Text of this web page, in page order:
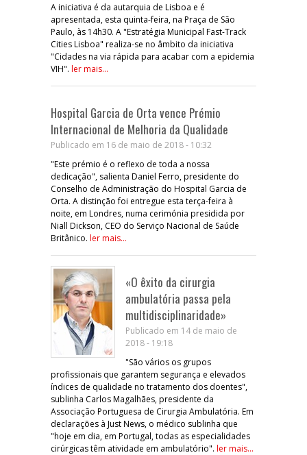
A iniciativa é da autarquia de Lisboa e é
apresentada, esta quinta-feira, na Praça de São
Paulo, às 14h30. A "Estratégia Municipal Fast-Track
Cities Lisboa" realiza-se no âmbito da iniciativa
"Cidades na via rápida para acabar com a epidemia
VIH". ler mais...
Hospital Garcia de Orta vence Prémio
Internacional de Melhoria da Qualidade
Publicado em 16 de maio de 2018 - 10:32
"Este prémio é o reflexo de toda a nossa
dedicação", salienta Daniel Ferro, presidente do
Conselho de Administração do Hospital Garcia de
Orta. A distinção foi entregue esta terça-feira à
noite, em Londres, numa cerimónia presidida por
Niall Dickson, CEO do Serviço Nacional de Saúde
Britânico. ler mais...
«O êxito da cirurgia
ambulatória passa pela
multidisciplinaridade»
Publicado em 14 de maio de
2018 - 19:18
"São vários os grupos
profissionais que garantem segurança e elevados
índices de qualidade no tratamento dos doentes",
sublinha Carlos Magalhães, presidente da
Associação Portuguesa de Cirurgia Ambulatória. Em
declarações à Just News, o médico sublinha que
"hoje em dia, em Portugal, todas as especialidades
cirúrgicas têm atividade em ambulatório". ler mais...